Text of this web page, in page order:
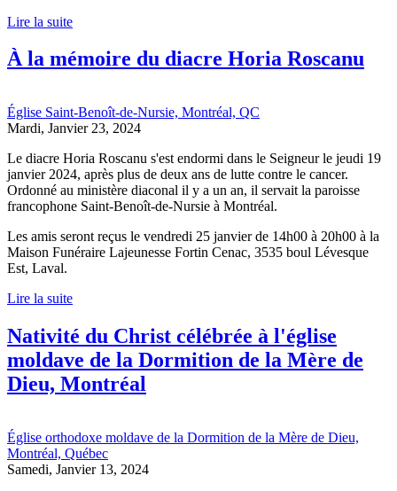
Lire la suite
À la mémoire du diacre Horia Roscanu
Église Saint-Benoît-de-Nursie, Montréal, QC
Mardi, Janvier 23, 2024
Le diacre Horia Roscanu s'est endormi dans le Seigneur le jeudi 19
janvier 2024, après plus de deux ans de lutte contre le cancer.
Ordonné au ministère diaconal il y a un an, il servait la paroisse
francophone Saint-Benoît-de-Nursie à Montréal.
Les amis seront reçus le vendredi 25 janvier de 14h00 à 20h00 à la
Maison Funéraire Lajeunesse Fortin Cenac, 3535 boul Lévesque
Est, Laval.
Lire la suite
Nativité du Christ célébrée à l'église
moldave de la Dormition de la Mère de
Dieu, Montréal
Église orthodoxe moldave de la Dormition de la Mère de Dieu,
Montréal, Québec
Samedi, Janvier 13, 2024